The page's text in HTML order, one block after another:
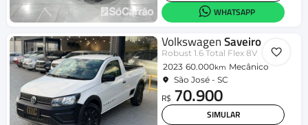
WHATSAPP
VolkswagenSaveiro
Robust 1.6 Total Flex 8V
2023 60.000km Mecânico
São José - SC
R$ 70.900
SIMULAR